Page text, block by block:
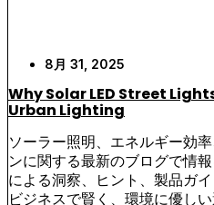
8月 31, 2025
Why Solar LED Street
Urban Lighting
ソーラー照明、エネルギー効
ンに関する最新のブログで情
による洞察、ヒント、製品ガ
ビジネスで賢く、環境に優し